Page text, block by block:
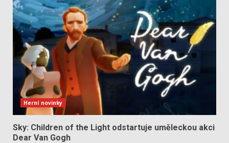
Herní novinky
Sky: Children of the Light odstartuje uměleckou akci
Dear Van Gogh